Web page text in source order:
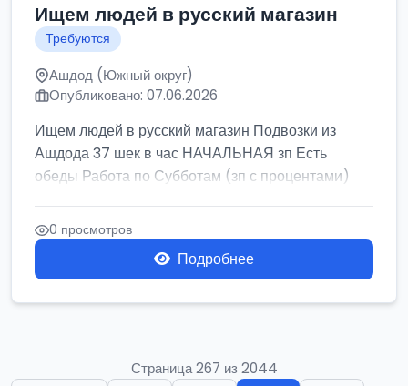
Ищем людей в русский магазин
Требуются
Ашдод (Южный округ)
Опубликовано: 07.06.2026
Ищем людей в русский магазин Подвозки из
Ашдода 37 шек в час НАЧАЛЬНАЯ зп Есть
обеды Работа по Субботам (зп с процентами)
0 просмотров
Подробнее
Страница 267 из 2044